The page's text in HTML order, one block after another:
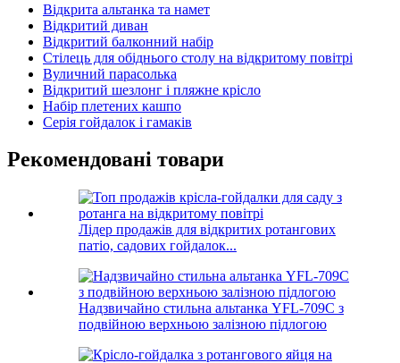
Відкрита альтанка та намет
Відкритий диван
Відкритий балконний набір
Стілець для обіднього столу на відкритому повітрі
Вуличний парасолька
Відкритий шезлонг і пляжне крісло
Набір плетених кашпо
Серія гойдалок і гамаків
Рекомендовані товари
Лідер продажів для відкритих ротангових
патіо, садових гойдалок...
Надзвичайно стильна альтанка YFL-709C з
подвійною верхньою залізною підлогою